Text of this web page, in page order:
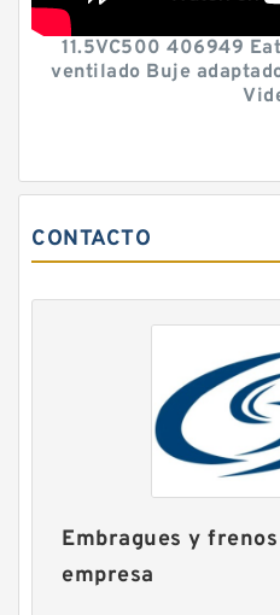
11.5VC500 406949
ventilado Buje
CONTACTO
Embragues y
empresa